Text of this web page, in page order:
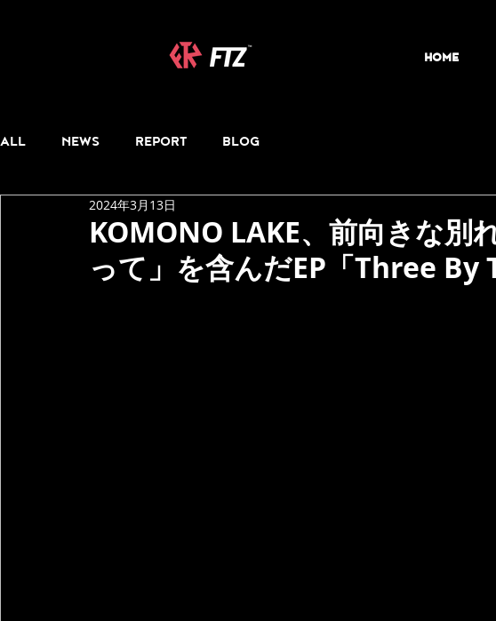
HOME
ALL NEWS REPORT BLOG
KOMONO LAKE、前向きな別
って」を含んだEP「Three By
2024年3月13日